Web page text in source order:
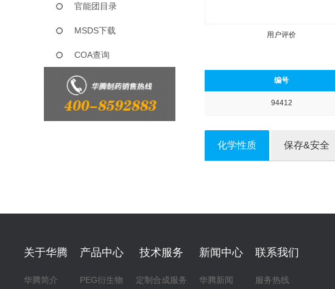
官能团目录
MSDS下载
COA查询
用户评价
编号
94412
化学性质 保存&安全
关于华腾
华腾简介
产品中心
PEG衍生物
技术服务
定制合成服务
新闻中心
华腾新闻
联系我们
服务热线